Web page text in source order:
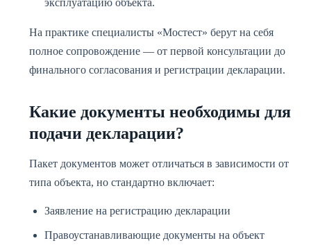
эксплуатацию объекта.
На практике специалисты «Мостест» берут на себя
полное сопровождение — от первой консультации до
финального согласования и регистрации декларации.
Какие документы необходимы для
подачи декларации?
Пакет документов может отличаться в зависимости от
типа объекта, но стандартно включает:
Заявление на регистрацию декларации
Правоустанавливающие документы на объект